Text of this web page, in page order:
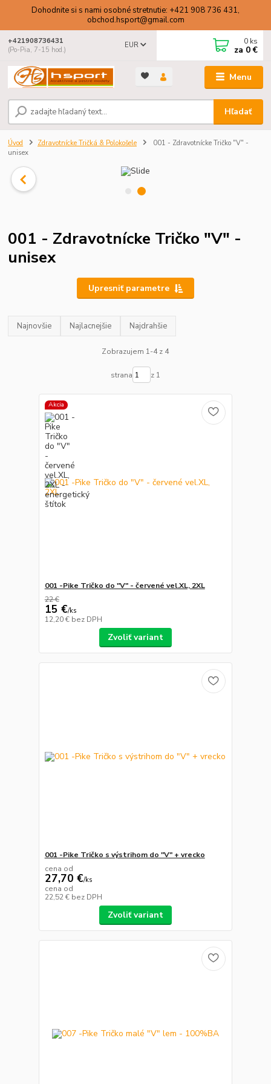
Dohodnite si s nami osobné stretnutie: +421 908 736 431,
obchod.hsport@gmail.com
Menu
EUR
Hľadať
+421908736431
(Po-Pia, 7-15 hod.)
0 ks
za 0 €
Úvod Zdravotnícke Tričká & Polokošele
001 - Zdravotnícke Tričko "V" -
unisex
001 - Zdravotnícke Tričko "V" -
unisex
Upresniť parametre
Najnovšie Najlacnejšie Najdrahšie
Zobrazujem 1-4 z 4
strana z 1
Akcia
001 -Pike Tričko do "V" - červené vel.XL, 2XL
22 €
15 €/ks
12,20 € bez DPH
Zvoliť variant
001 -Pike Tričko s výstrihom do "V" + vrecko
cena od
27,70 €/ks
cena od
22,52 € bez DPH
Zvoliť variant